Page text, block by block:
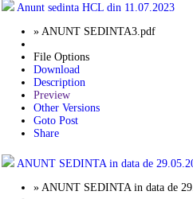
Anunt sedinta HCL din 11.07.2023
» ANUNT SEDINTA3.pdf
File Options
Download
Description
Preview
Other Versions
Goto Post
Share
ANUNT SEDINTA in data de
» ANUNT SEDINTA in data de